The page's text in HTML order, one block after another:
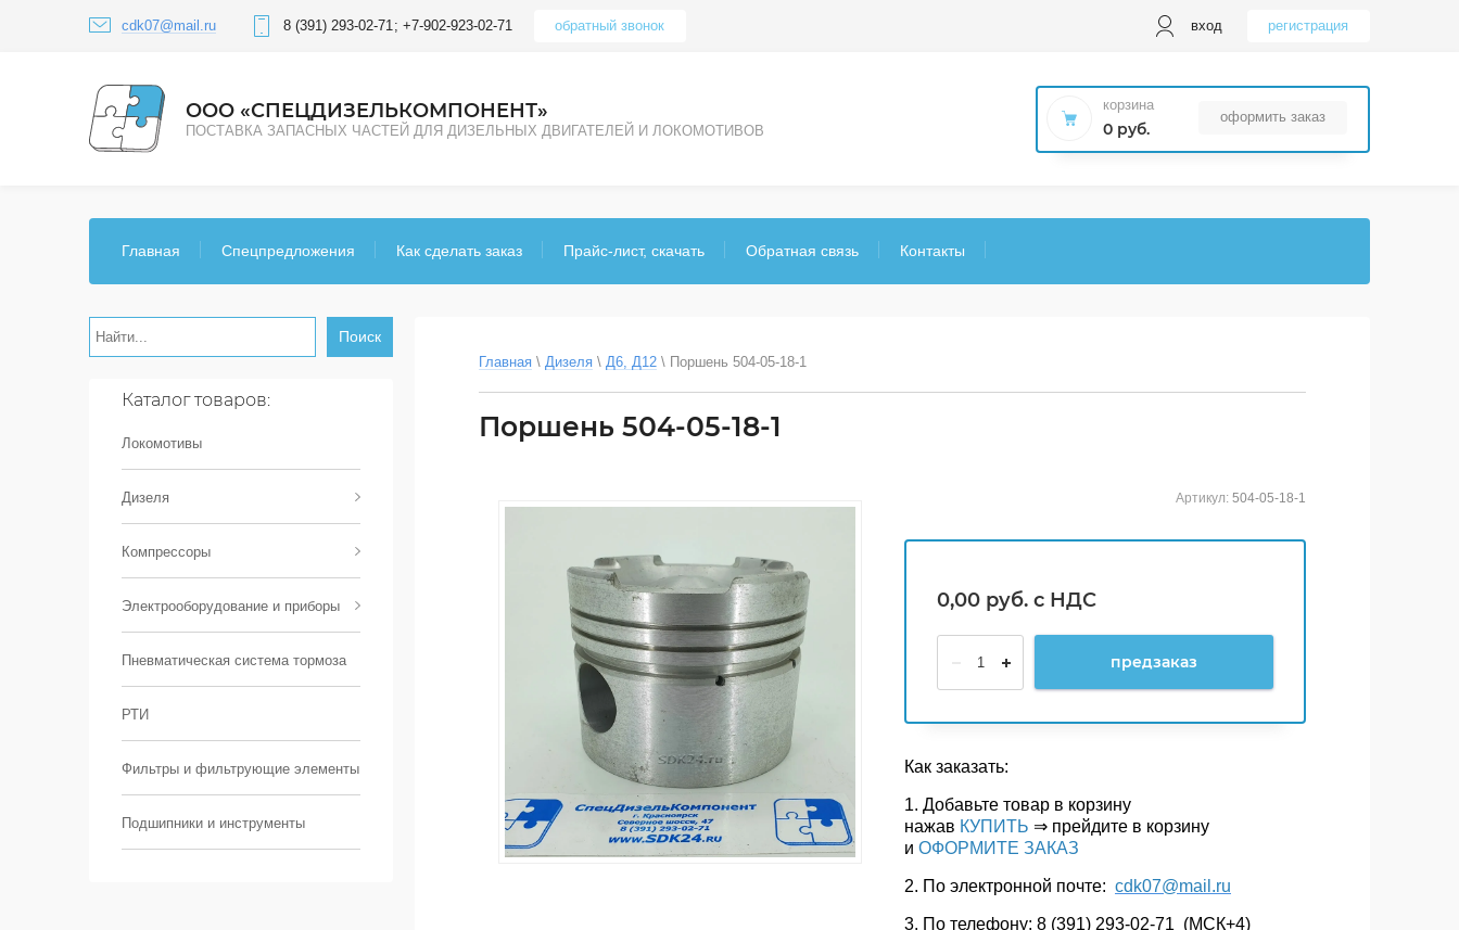
cdk07@mail.ru 8 (391) 293-02-71 +7-902-923-02-71 обратный звонок вход регистрация
ООО «СПЕЦДИЗЕЛЬКОМПОНЕНТ»
ПОСТАВКА ЗАПАСНЫХ ЧАСТЕЙ ДЛЯ ДИЗЕЛЬНЫХ ДВИГАТЕЛЕЙ И ЛОКОМОТИВОВ
корзина
0 руб.
оформить заказ
Главная Спецпредложения Как сделать заказ Прайс-лист, скачать Обратная связь Контакты
Поиск
Каталог товаров:
Локомотивы
Дизеля
Компрессоры
Электрооборудование и приборы
Пневматическая система тормоза
РТИ
Фильтры и фильтрующие элементы
Подшипники и инструменты
Главная \ Дизеля \ Д6, Д12 \ Поршень 504-05-18-1
Поршень 504-05-18-1
Артикул: 504-05-18-1
0,00 руб. с НДС
предзаказ
Как заказать:
1. Добавьте товар в корзину
нажав КУПИТЬ ⇒ прейдите в корзину
и ОФОРМИТЕ ЗАКАЗ
2. По электронной почте: cdk07@mail.ru
3. По телефону: 8 (391) 293-02-71 (МСК+4)